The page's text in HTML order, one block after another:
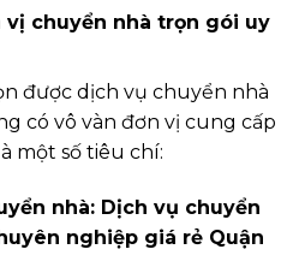
vị chuyển nhà trọn gói uy
được dịch vụ chuyển nhà
có vô vàn đơn vị cung cấp
một số tiêu chí:
nhà: Dịch vụ chuyển
nghiệp giá rẻ Quận